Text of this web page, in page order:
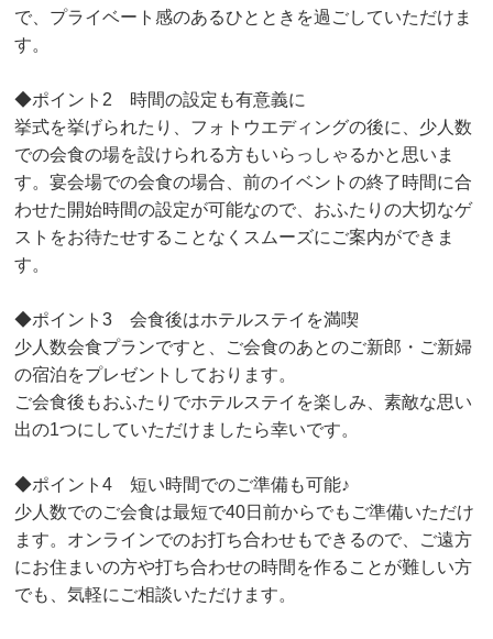
で、プライベート感のあるひとときを過ごしていただけま
す。
◆ポイント2 時間の設定も有意義に
挙式を挙げられたり、フォトウエディングの後に、少人数
での会食の場を設けられる方もいらっしゃるかと思いま
す。宴会場での会食の場合、前のイベントの終了時間に合
わせた開始時間の設定が可能なので、おふたりの大切なゲ
ストをお待たせすることなくスムーズにご案内ができま
す。
◆ポイント3 会食後はホテルステイを満喫
少人数会食プランですと、ご会食のあとのご新郎・ご新婦
の宿泊をプレゼントしております。
ご会食後もおふたりでホテルステイを楽しみ、素敵な思い
出の1つにしていただけましたら幸いです。
◆ポイント4 短い時間でのご準備も可能♪
少人数でのご会食は最短で40日前からでもご準備いただけ
ます。オンラインでのお打ち合わせもできるので、ご遠方
にお住まいの方や打ち合わせの時間を作ることが難しい方
でも、気軽にご相談いただけます。